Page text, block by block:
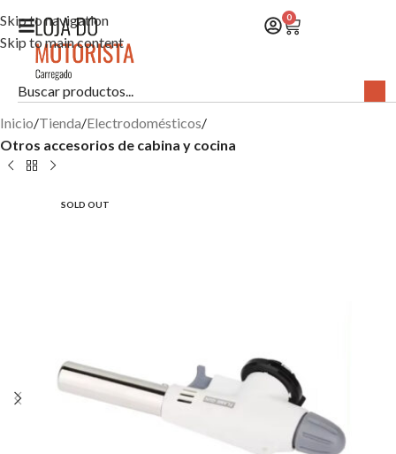
Skip to navigation
Skip to main content
0
Inicio Tienda Electrodomésticos
Otros accesorios de cabina y cocina
SOLD OUT